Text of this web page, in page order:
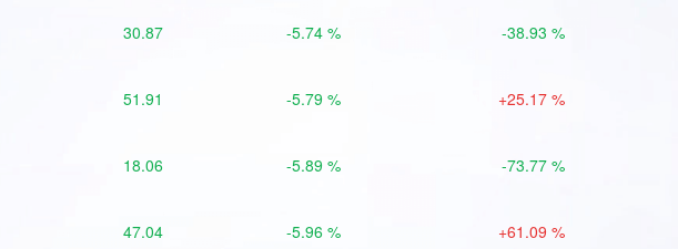
30.87 -5.74 % -38.93 %
51.91 -5.79 % +25.17 %
18.06 -5.89 % -73.77 %
47.04 -5.96 % +61.09 %